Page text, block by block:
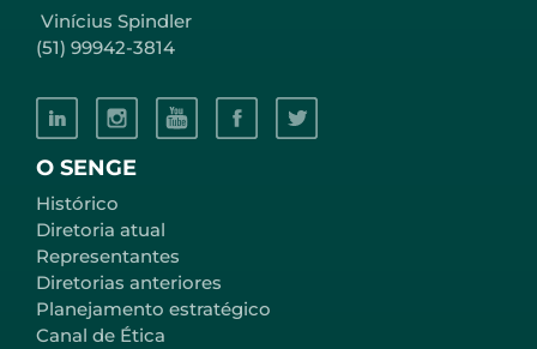
O SENGE
Histórico
Diretoria atual
Representantes
Diretorias anteriores
Planejamento estratégico
Canal de Ética
Vinícius Spindler
(51) 99942-3814